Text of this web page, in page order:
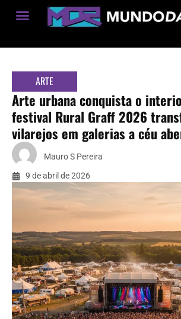
ARTE
Arte urbana conquista o
festival Rural Graff 2026
vilarejos em galerias a céu
Mauro S Pereira
9 de abril de 2026